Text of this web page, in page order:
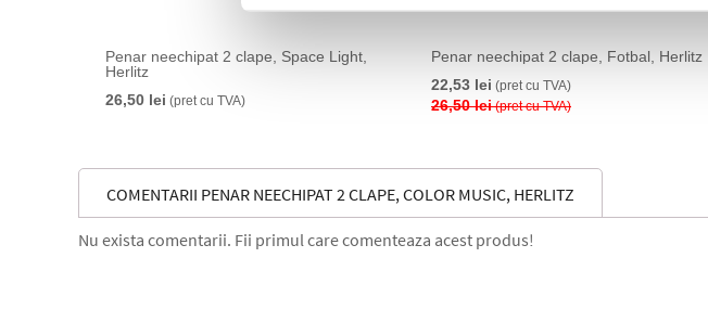
Penar neechipat 2 clape, Space Light,
Herlitz
26,50 lei (pret cu TVA)
Penar neechipat 2 clape, Fotbal, Herlitz
22,53 lei (pret cu TVA)
26,50 lei(pret cu TVA)
COMENTARII PENAR NEECHIPAT 2 CLAPE, COLOR MUSIC, HERLITZ
Nu exista comentarii. Fii primul care comenteaza acest produs!